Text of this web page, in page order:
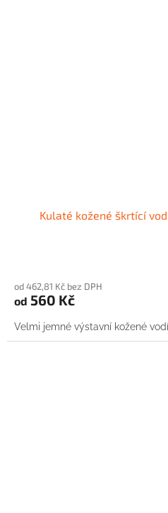
Kulaté kožené škrtící
od 462,81 Kč bez DPH
od 560 Kč
Velmi jemné výstavní kožené